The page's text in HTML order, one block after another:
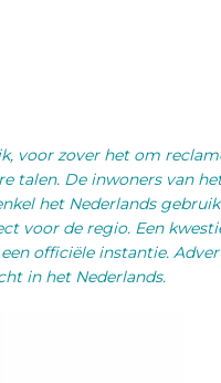
voor zover het om
talen. De inwoners van
het Nederlands
voor de regio. Een
officiële instantie.
in het Nederlands.